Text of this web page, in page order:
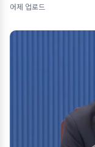
어제 업로드